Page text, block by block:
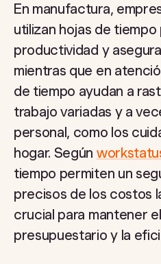
En manufactura,
utilizan hojas de
productividad y
mientras que en
de tiempo ayudan a
trabajo variadas y a
personal, como los
hogar. Según
tiempo permiten un
precisos de los costos
crucial para mantener
presupuestario y la